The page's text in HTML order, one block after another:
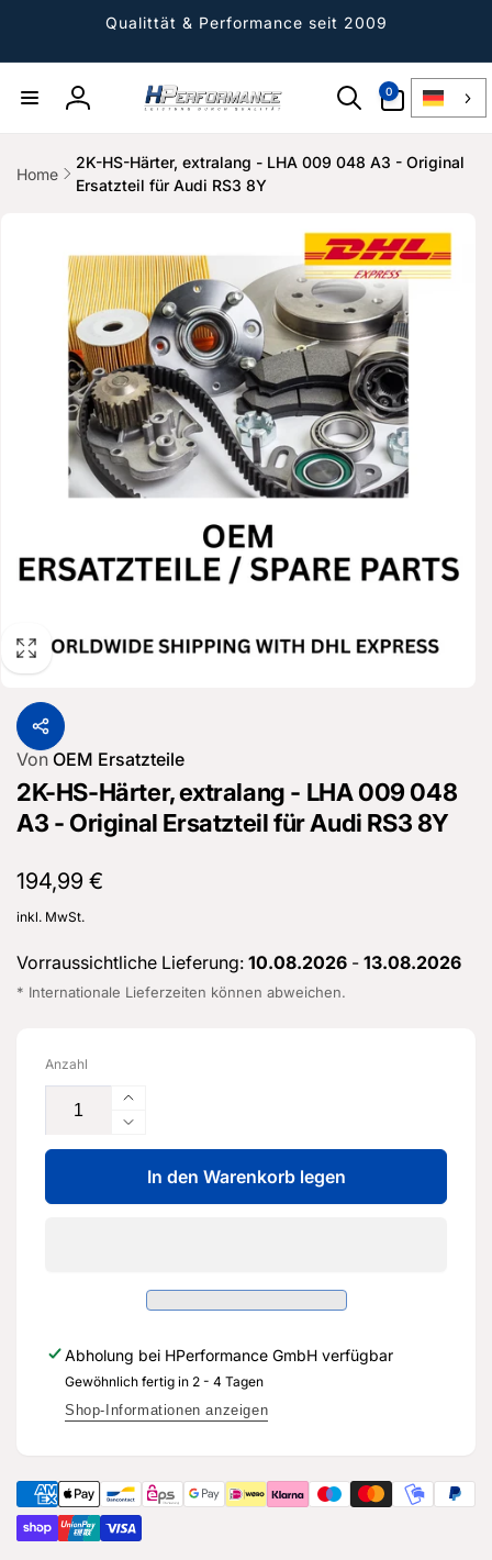
Qualittät & Performance seit 2009
Einloggen
0
Artikel
Home
2K-HS-Härter, extralang - LHA 009 048 A3 - Original
Ersatzteil für Audi RS3 8Y
Von OEM Ersatzteile
2K-HS-Härter, extralang - LHA 009 048
A3 - Original Ersatzteil für Audi RS3 8Y
Normaler
Preis
194,99 €
inkl. MwSt.
Vorraussichtliche Lieferung: 10.08.2026 - 13.08.2026
* Internationale Lieferzeiten können abweichen.
Anzahl
Erhöhe
die
Menge
für
2K-
LHA
048
A3
-
Audi
RS3
8Y
Verringere
die
Menge
für
extralang
009
048
A3
Ersatzteil
für
Audi
RS3
In den Warenkorb legen
Abholung bei HPerformance GmbH verfügbar
Gewöhnlich fertig in 2 - 4 Tagen
Shop-Informationen anzeigen